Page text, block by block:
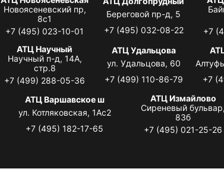
Новоясеневский пр,
8с1
+7 (495) 023-10-01
Береговой пр-д, 5
+7 (495) 032-08-22
+7
АТЦ Научный
Научный п-д, 14А,
стр.8
+7 (499) 288-05-36
АТЦ Удальцова
ул. Удальцова, 60
+7 (499) 110-86-79
+7
АТЦ Варшавское ш
ул. Котляковская, 1Ас2
+7 (495) 182-17-65
АТЦ Измайлово
Сиреневый бульвар,
83б
+7 (495) 021-25-26